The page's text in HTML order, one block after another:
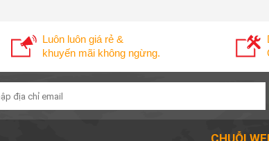
Luôn luôn giá rẻ &
khuyến mãi không ngừng.
CHUỖI